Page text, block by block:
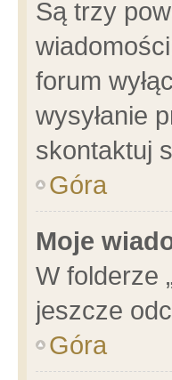
Są trzy
forum
wysyłanie
skontaktuj
Góra
Moje
W folderze
jeszcze
Góra